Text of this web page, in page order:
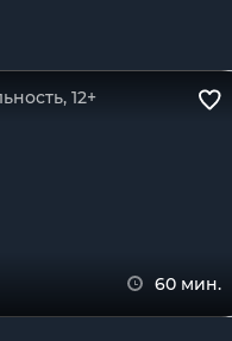
12+
60 мин.